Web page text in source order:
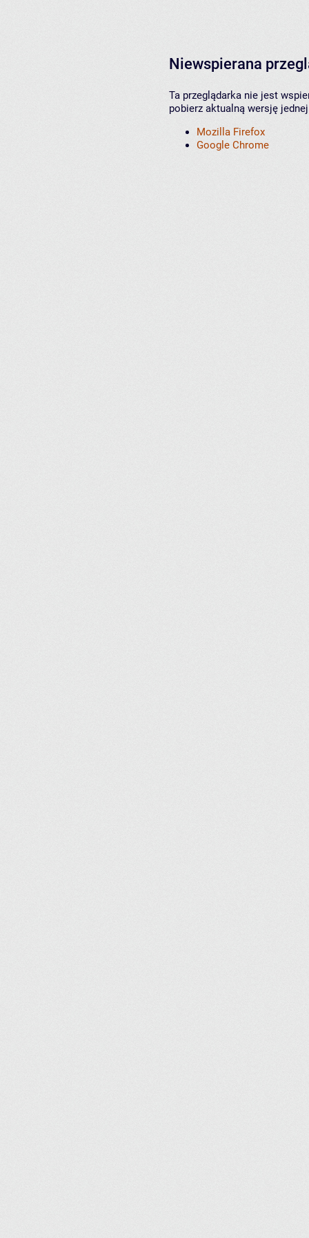
Niewspierana
Ta przeglądarka nie jest
pobierz aktualną wersję
Mozilla Firefox
Google Chrome